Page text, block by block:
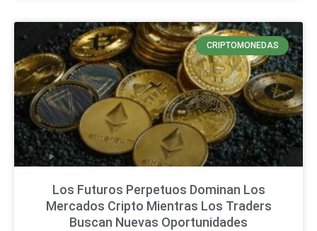
CRIPTOMONEDAS
Los Futuros Perpetuos Dominan Los
Mercados Cripto Mientras Los Traders
Buscan Nuevas Oportunidades